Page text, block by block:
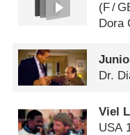
(F/
Dora
Dr.
Viel
USA